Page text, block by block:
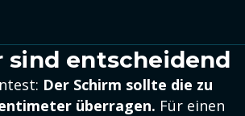
sind entscheidend
Der Schirm sollte die zu
überragen. Für einen